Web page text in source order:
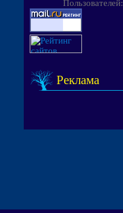
Пользователей:
Реклама